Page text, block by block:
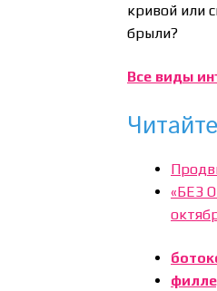
кривой или
брыли?
Все виды
«БЕЗ